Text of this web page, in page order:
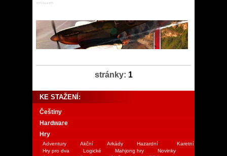
XP/Vista/XP/
stránky: 1
KE STAŽENÍ:
Češtiny
Hardware
Hry
Adventury Akční Arkády Hazardní
Karetní
Hry pro dva
Logické Mahjong hry
Novinky